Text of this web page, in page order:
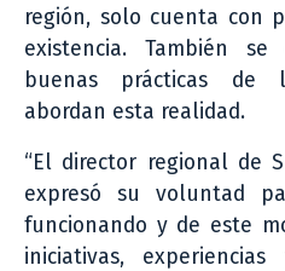
región, solo cuenta con
existencia. También
buenas prácticas de
abordan esta realidad.
“El director regional de
expresó su voluntad
funcionando y de este
iniciativas,